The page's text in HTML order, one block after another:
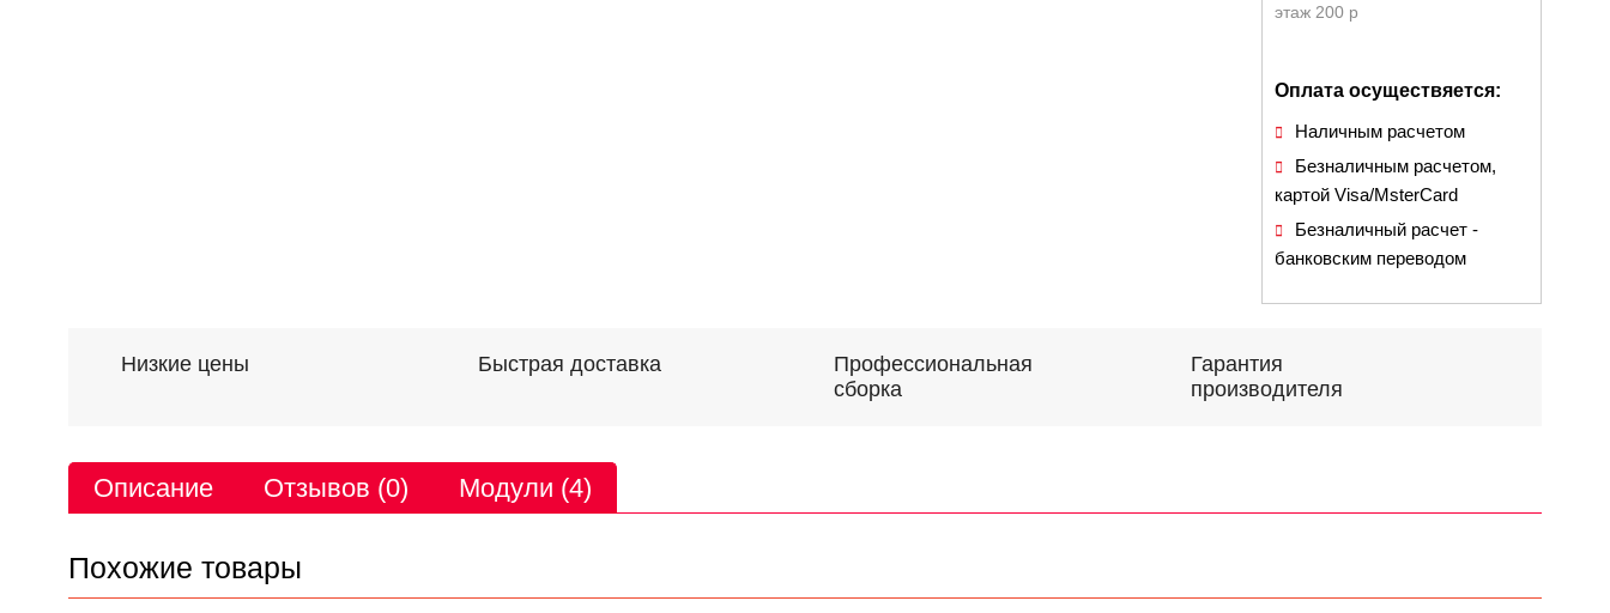
этаж 200 р
Оплата осуществяется:
Наличным расчетом
Безналичным расчетом,
картой Visa/MsterCard
Безналичный расчет -
банковским переводом
Низкие цены Быстрая доставка
Профессиональная
сборка
Гарантия
производителя
Описание Отзывов (0) Модули (4)
Похожие товары